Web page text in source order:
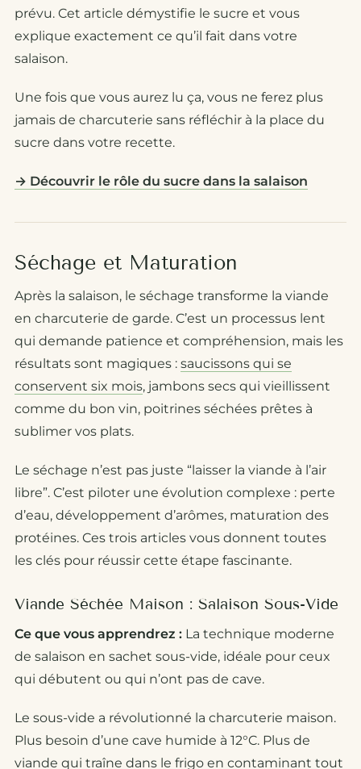
prévu. Cet article démystifie le sucre et vous
explique exactement ce qu’il fait dans votre
salaison.
Une fois que vous aurez lu ça, vous ne ferez plus
jamais de charcuterie sans réfléchir à la place du
sucre dans votre recette.
→ Découvrir le rôle du sucre dans la salaison
Séchage et Maturation
Après la salaison, le séchage transforme la viande
en charcuterie de garde. C’est un processus lent
qui demande patience et compréhension, mais les
résultats sont magiques : saucissons qui se
conservent six mois, jambons secs qui vieillissent
comme du bon vin, poitrines séchées prêtes à
sublimer vos plats.
Le séchage n’est pas juste “laisser la viande à l’air
libre”. C’est piloter une évolution complexe : perte
d’eau, développement d’arômes, maturation des
protéines. Ces trois articles vous donnent toutes
les clés pour réussir cette étape fascinante.
Viande Séchée Maison : Salaison Sous-Vide
Ce que vous apprendrez : La technique moderne
de salaison en sachet sous-vide, idéale pour ceux
qui débutent ou qui n’ont pas de cave.
Le sous-vide a révolutionné la charcuterie maison.
Plus besoin d’une cave humide à 12°C. Plus de
viande qui traîne dans le frigo en contaminant tout